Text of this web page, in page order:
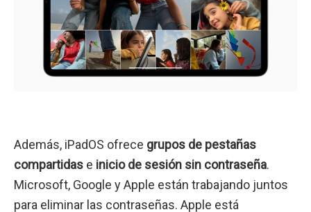
Además, iPadOS ofrece grupos de pestañas
compartidas e inicio de sesión sin contraseña.
Microsoft, Google y Apple están trabajando juntos
para eliminar las contraseñas. Apple está